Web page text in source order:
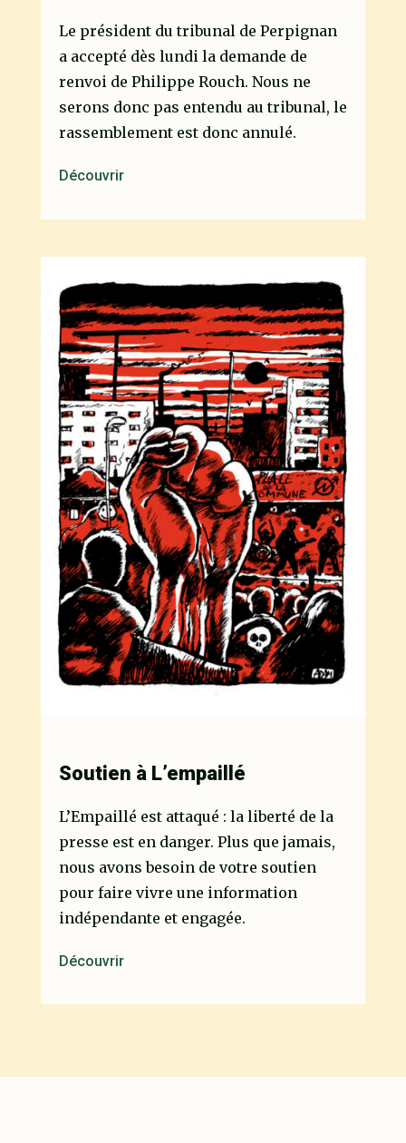
Le président du tribunal de Perpignan
a accepté dès lundi la demande de
renvoi de Philippe Rouch. Nous ne
serons donc pas entendu au tribunal, le
rassemblement est donc annulé.
Découvrir
Soutien à L’empaillé
L’Empaillé est attaqué : la liberté de la
presse est en danger. Plus que jamais,
nous avons besoin de votre soutien
pour faire vivre une information
indépendante et engagée.
Découvrir